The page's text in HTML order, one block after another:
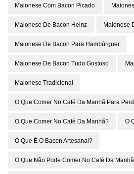
Maionese Com Bacon Picado
Maionese De Bacon Heinz Maionese
Maionese De Bacon Para Hambúrguer
Maionese De Bacon Tudo Gostoso
Maionese Tradicional
O Que Comer No Café Da Manhã Para
O Que Comer No Café Da Manhã? O
O Que É O Bacon Artesanal?
O Que Não Pode Comer No Café Da